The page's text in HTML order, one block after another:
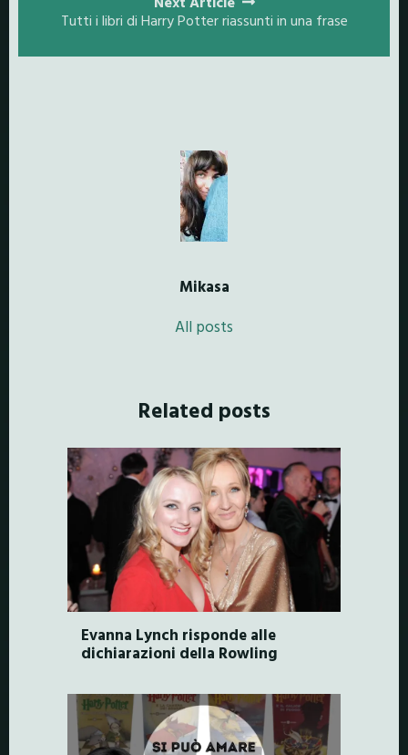
Tutti i libri di Harry Potter riassunti in una frase
Mikasa
All posts
Related posts
Evanna Lynch risponde alle
dichiarazioni della Rowling